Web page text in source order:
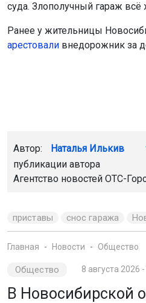
суда. Злополучный гараж всё
Ранее у жительницы
арестовали внедорожник за
Автор: Наталья Илькив
публикации автора
Агентство новостей ОТС-
приставы снос гаража
Главная Новости Общество
Общество 8 августа 2026
В Новосибирской